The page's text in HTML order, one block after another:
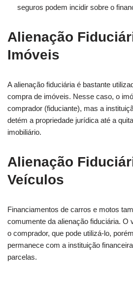
seguros podem incidir sobre o
Alienação
Imóveis
A alienação fiduciária é bastante
compra de imóveis. Nesse caso, o
comprador (fiduciante), mas a
detém a propriedade jurídica até a
imobiliário.
Alienação
Veículos
Financiamentos de carros e motos
comumente da alienação fiduciária. O
o comprador, que pode utilizá-lo,
permanece com a instituição
parcelas.